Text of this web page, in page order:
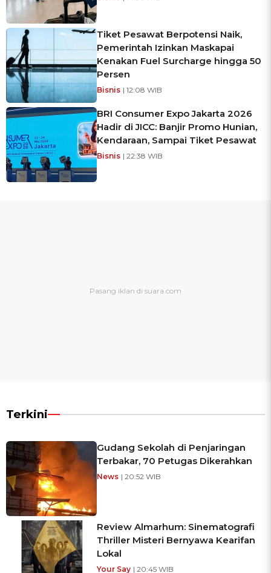
Tiket Pesawat Berpotensi Naik,
Pemerintah Izinkan Maskapai
Kenakan Fuel Surcharge hingga 50
Persen
Bisnis | 12:08 WIB
BRI Consumer Expo Jakarta 2026
Hadir di JICC: Banjir Promo Hunian,
Kendaraan, Sampai Tiket Pesawat
Bisnis | 22:38 WIB
Terkini
Gudang Sekolah di Penjaringan
Terbakar, 70 Petugas Dikerahkan
News | 20:52 WIB
Review Almarhum: Sinematografi
Thriller Misteri Bernyawa Kearifan
Lokal
Your Say | 20:45 WIB